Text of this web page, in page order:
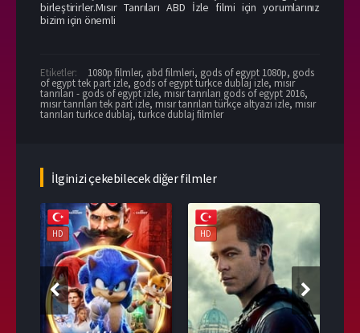
birleştirirler.Mısır Tanrıları ABD İzle filmi için yorumlarınız
bizim için önemli
Etiketler: 1080p filmler, abd filmleri, gods of egypt 1080p, gods
of egypt tek part izle, gods of egypt turkce dublaj izle, mısır
tanrıları - gods of egypt izle, mısır tanrıları gods of egypt 2016,
mısır tanrıları tek part izle, mısır tanrıları türkçe altyazı izle, mısır
tanrıları turkce dublaj, turkce dublaj filmler
İlginizi çekebilecek diğer filmler
HD HD